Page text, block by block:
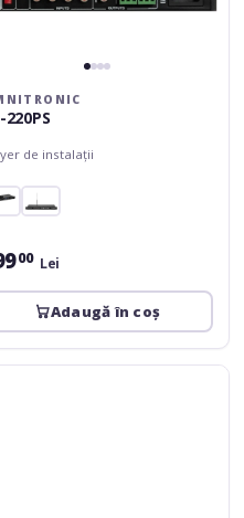
220PS
de instalații
00 Lei
Adaugă în coș